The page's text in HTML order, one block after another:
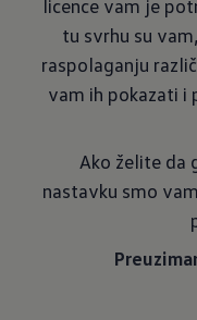
licence vam je
tu svrhu su
raspolaganju
vam ih pokazati i
Ako želite da
nastavku smo